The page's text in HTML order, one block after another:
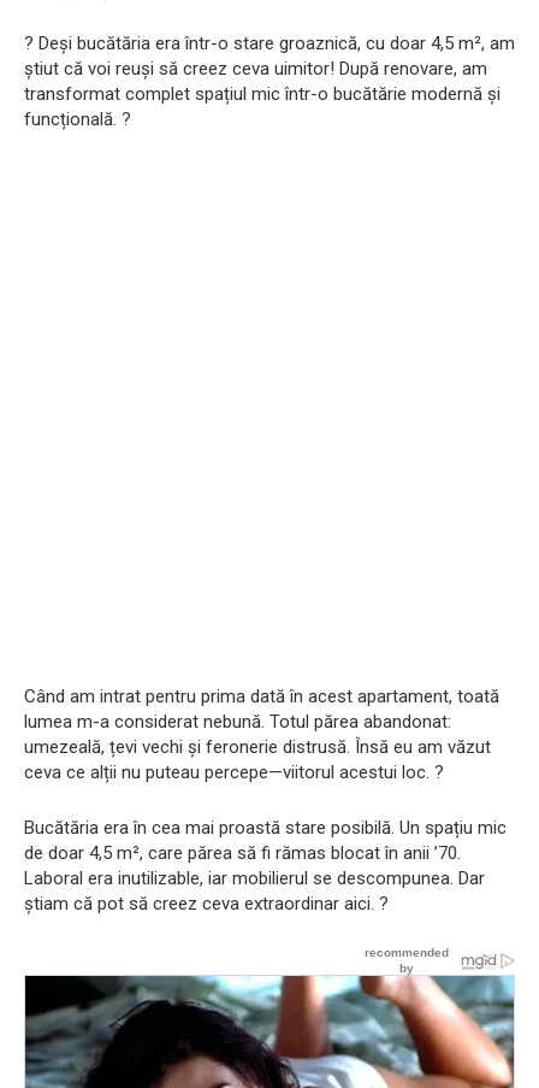
?️ Deși bucătăria era într-o stare groaznică, cu doar 4,5 m², am
știut că voi reuși să creez ceva uimitor! După renovare, am
transformat complet spațiul mic într-o bucătărie modernă și
funcțională. ?
Când am intrat pentru prima dată în acest apartament, toată
lumea m-a considerat nebună. Totul părea abandonat:
umezeală, țevi vechi și feronerie distrusă. Însă eu am văzut
ceva ce alții nu puteau percepe—viitorul acestui loc. ?️
Bucătăria era în cea mai proastă stare posibilă. Un spațiu mic
de doar 4,5 m², care părea să fi rămas blocat în anii ’70.
Laboral era inutilizable, iar mobilierul se descompunea. Dar
știam că pot să creez ceva extraordinar aici. ?